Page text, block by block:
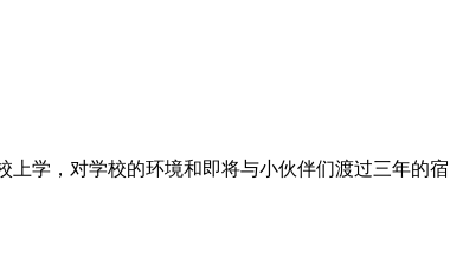
学，对学校的环境和即将与小伙伴们渡过三年的宿